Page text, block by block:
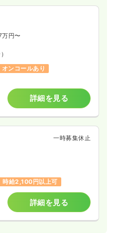
万円〜
オンコールあり
詳細を見る
一時募集休止
時給2,100円以上可
詳細を見る